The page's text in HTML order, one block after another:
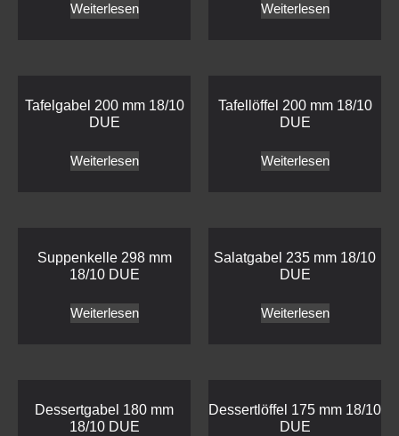
Weiterlesen Weiterlesen
Tafelgabel 200 mm 18/10
DUE
Weiterlesen
Tafellöffel 200 mm 18/10
DUE
Weiterlesen
Suppenkelle 298 mm
18/10 DUE
Weiterlesen
Salatgabel 235 mm 18/10
DUE
Weiterlesen
Dessertgabel 180 mm
18/10 DUE
Dessertlöffel 175 mm 18/10
DUE